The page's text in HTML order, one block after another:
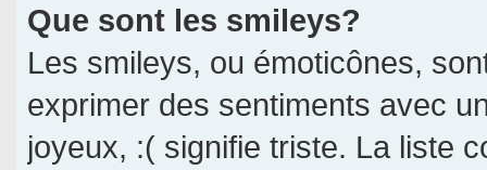
Que sont les smileys?
Les smileys, ou émoticônes,
exprimer des sentiments avec
joyeux, :( signifie triste. La liste